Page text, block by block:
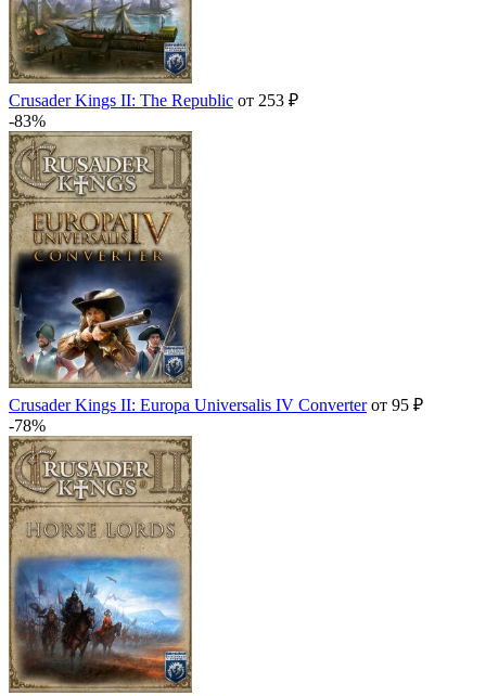
Crusader Kings II: The Republic от 253 ₽
-83%
Crusader Kings II: Europa Universalis IV Converterот 95 ₽
-78%